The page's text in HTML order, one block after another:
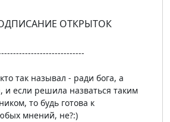
ОТКРЫТОК
так называл - ради бога, а
и если решила назваться таким
то будь готова к
мнений, не?:)